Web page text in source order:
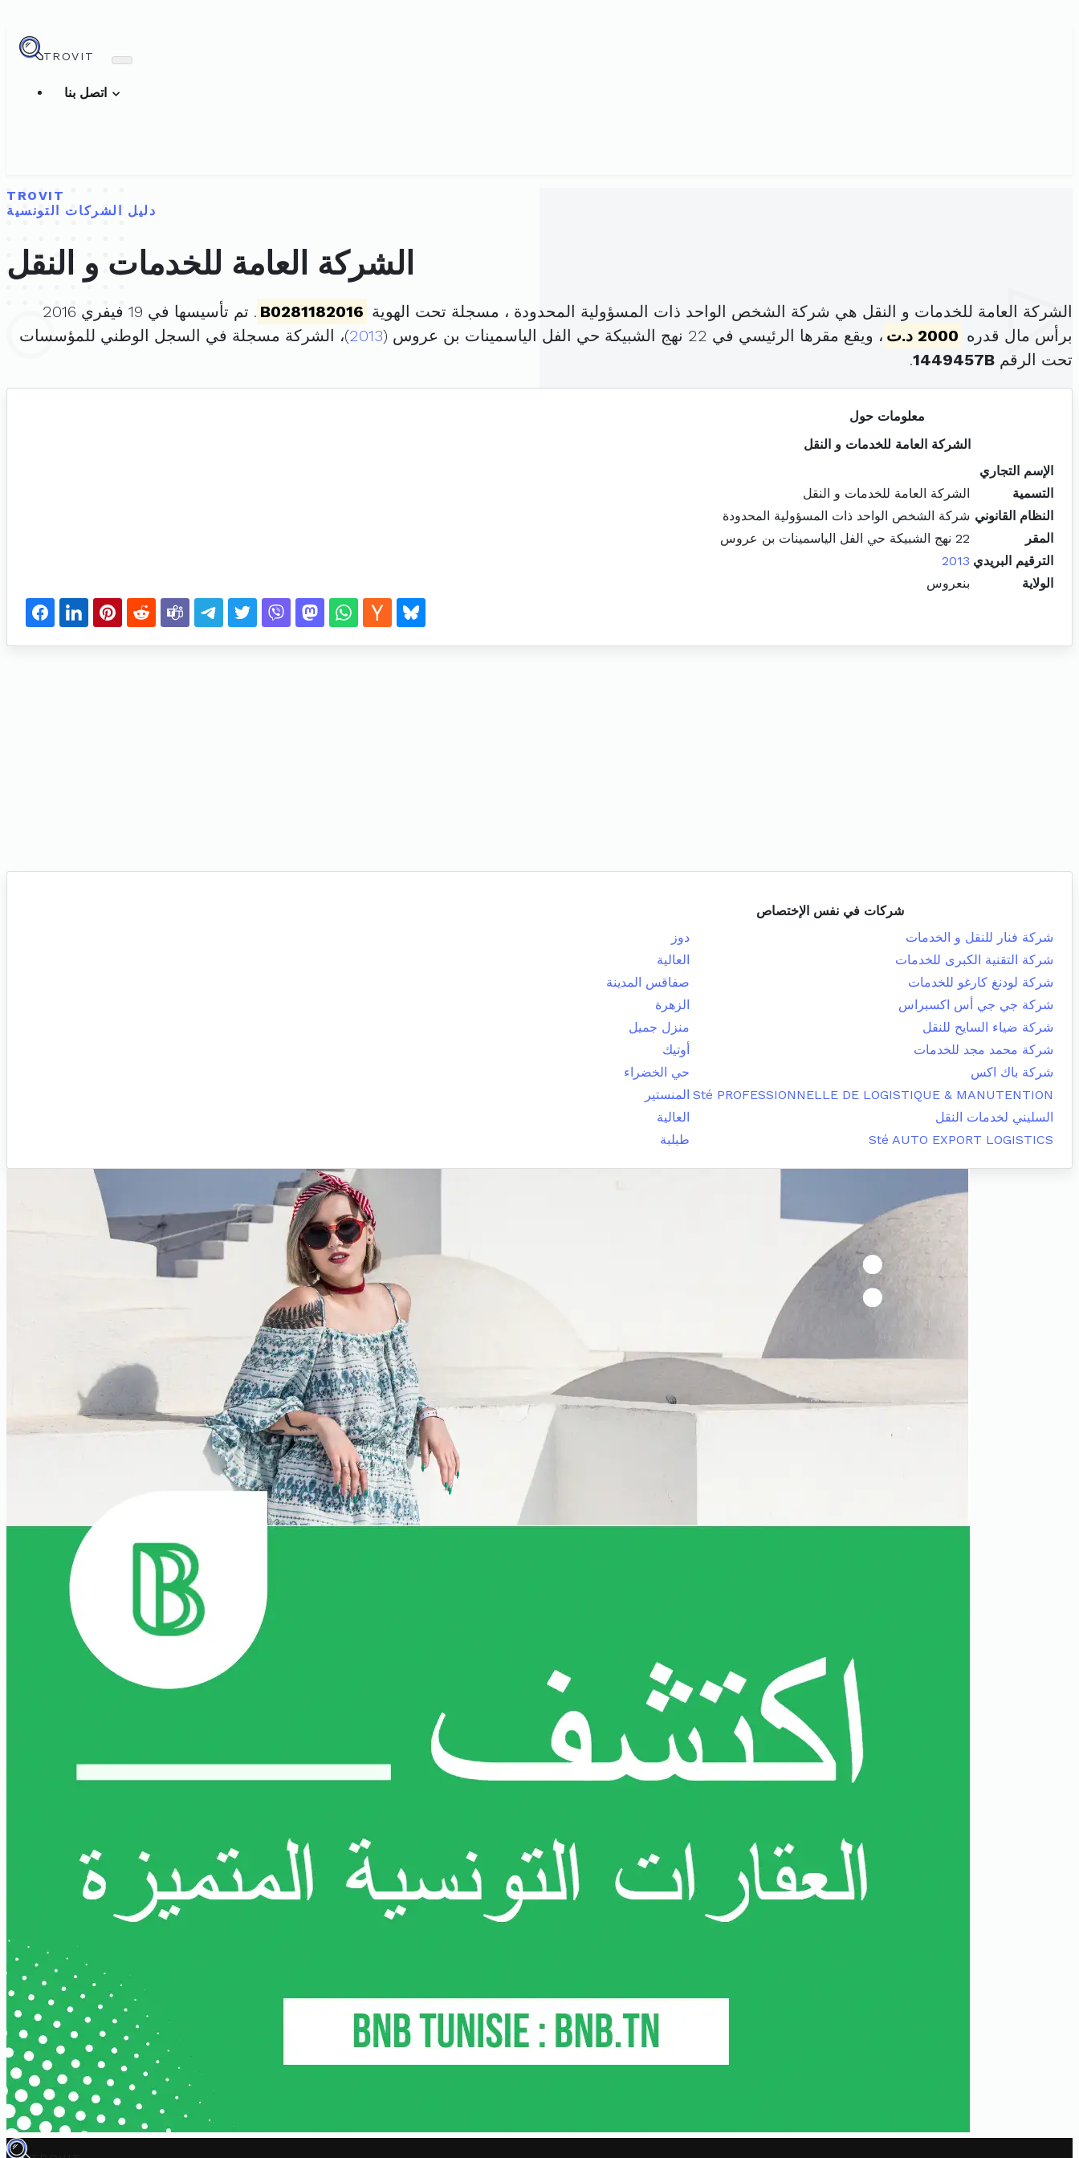
TROVIT
TROVIT
دليل الشركات التونسية
الشركة العامة للخدمات و النقل
الشركة العامة للخدمات و النقل هي شركة الشخص الواحد ذات المسؤولية المحدودة ، مسجلة تحت الهوية B0281182016
. تم تأسيسها في 19 فيفري 2016
برأس مال قدره 2000 د.ت ، ويقع مقرها الرئيسي في 22 نهج الشبيكة حي الفل الياسمينات بن عروس ( 2013)، الشركة مسجلة في السجل الوطني للمؤسسات
تحت الرقم 1449457B
.
معلومات حول
الشركة العامة للخدمات و النقل
الإسم التجاري
التسمية
الشركة العامة للخدمات و النقل
النظام القانوني شركة الشخص الواحد ذات المسؤولية المحدودة
المقر
22 نهج الشبيكة حي الفل الياسمينات بن عروس
الترقيم البريدي 2013
الولاية
بنعروس
شركات في نفس الإختصاص
شركة فنار للنقل و الخدمات
دوز
شركة التقنية الكبرى للخدمات
العالية
شركة لودنغ كارغو للخدمات
صفاقس المدينة
شركة جي جي أس اكسبراس
الزهرة
شركة ضياء السايح للنقل
منزل جميل
شركة محمد مجد للخدمات
أوتيك
شركة باك اكس
حي الخضراء
Sté PROFESSIONNELLE DE LOGISTIQUE & MANUTENTION المنستير
السليني لخدمات النقل
العالية
Sté AUTO EXPORT LOGISTICS
طبلبة